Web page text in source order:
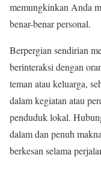
memungkinkan Anda
benar-benar personal.
Berpergian sendirian
berinteraksi dengan
teman atau keluarga,
dalam kegiatan atau
penduduk lokal.
dalam dan penuh
berkesan selama